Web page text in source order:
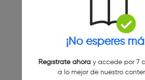
¡No esperes
Regístrate ahoray accede por 7
a lo mejor de nuestro